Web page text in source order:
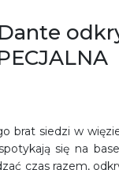
brat siedzi w
się na
czas razem,